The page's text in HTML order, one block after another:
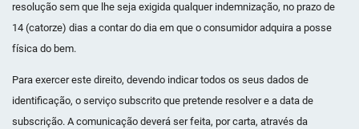
resolução sem que lhe seja exigida qualquer indemnização, no prazo de
14 (catorze) dias a contar do dia em que o consumidor adquira a posse
física do bem.
Para exercer este direito, devendo indicar todos os seus dados de
identificação, o serviço subscrito que pretende resolver e a data de
subscrição. A comunicação deverá ser feita, por carta, através da